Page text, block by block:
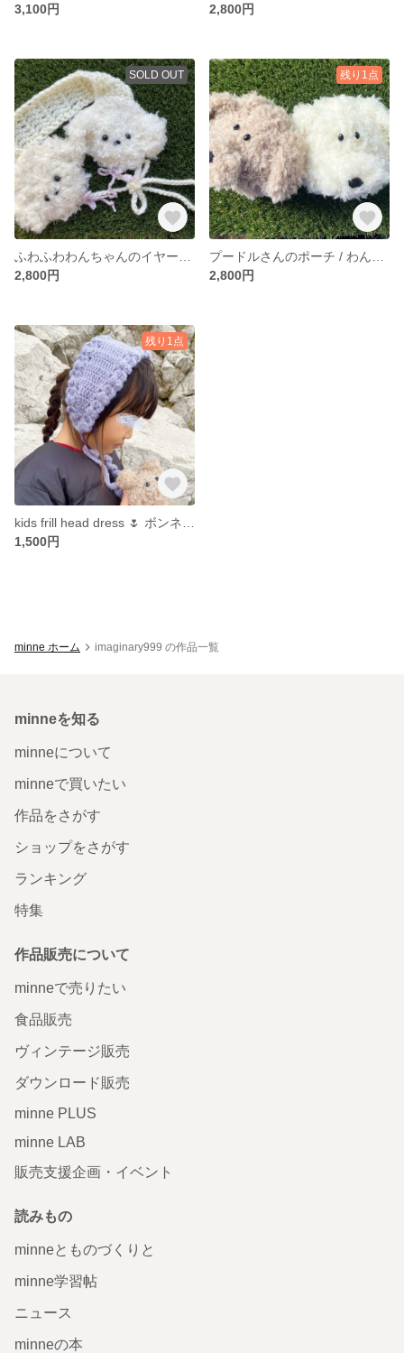
3,100円
2,800円
SOLD OUT
2,800円
残り1点
2,800円
残り1点
1,500円
minne ホーム imaginary999 の作品一覧
minneを知る
minneについて
minneで買いたい
作品をさがす
ショップをさがす
ランキング
特集
作品販売について
minneで売りたい
食品販売
ヴィンテージ販売
ダウンロード販売
minne PLUS
minne LAB
販売支援企画・イベント
読みもの
minneとものづくりと
minne学習帖
ニュース
minneの本